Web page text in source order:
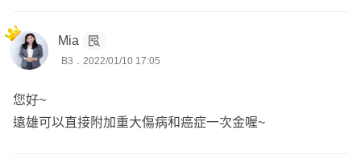
Mia
B3．2022/01/10 17:05
您好~
遠雄可以直接附加重大傷病和癌症一次金喔~